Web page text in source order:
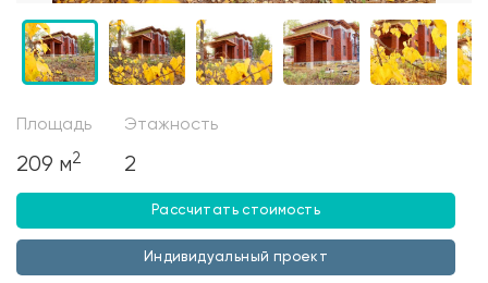
Площадь
209 м2
Этажность
2
Рассчитать стоимость
Индивидуальный проект